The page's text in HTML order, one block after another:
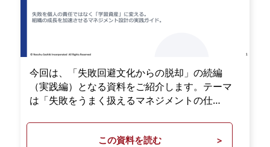
今回は、「失敗回避文化からの脱却」の続編
（実践編）となる資料をご紹介します。テーマ
は「失敗をうまく扱えるマネジメントの仕…
この資料を読む